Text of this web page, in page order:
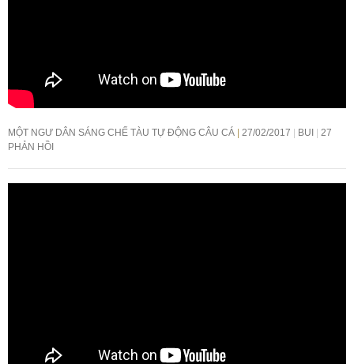
MỘT NGƯ DÂN SÁNG CHẾ TÀU TỰ ĐỘNG CÂU CÁ 27/02/2017 BUI
27
PHẢN HỒI